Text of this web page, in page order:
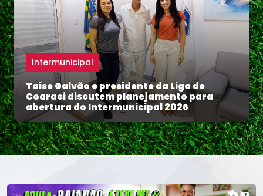
Intermunicipal
Taíse Galvão e presidente da Liga de
Coaraci discutem planejamento para
abertura do Intermunicipal 2026